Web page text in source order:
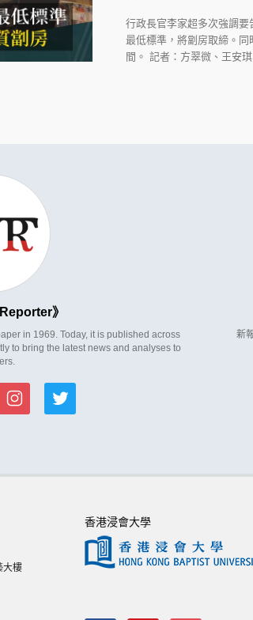
行政長官李家超多次強調
最低標準，將劏房取締。
間。 記者：方翠微、王安
in 1969. Today, it is published across
to bring the latest news and analyses to
新
大樓
香港浸會大學